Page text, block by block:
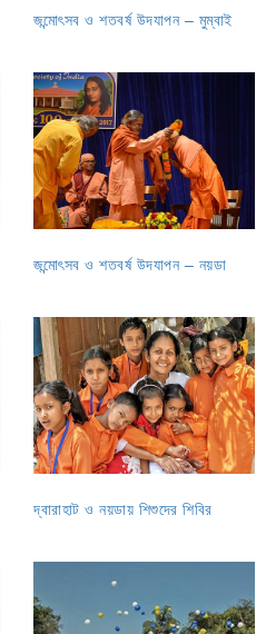
জন্মোৎসব ও শতবর্ষ উদযাপন – মুম্বাই
জন্মোৎসব ও শতবর্ষ উদযাপন – নয়ডা
দ্বারাহাট ও নয়ডায় শিশুদের শিবির